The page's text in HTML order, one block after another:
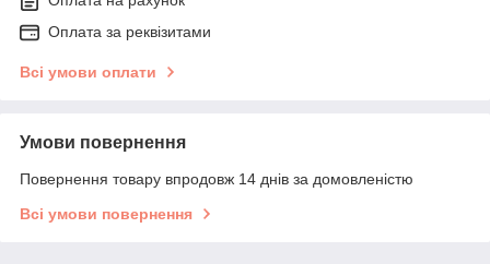
Оплата за реквізитами
Всі умови оплати
Умови повернення
Повернення товару впродовж 14 днів за домовленістю
Всі умови повернення